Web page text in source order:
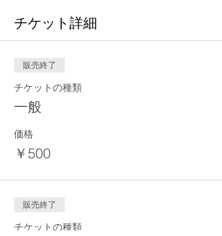
チケット詳細
販売終了
チケットの種類
一般
価格
￥500
販売終了
チケットの種類